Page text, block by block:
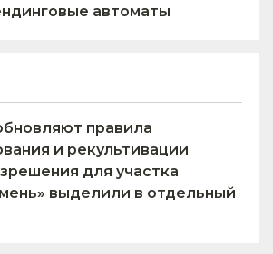
автоматы
правила
и рекультивации
для участка
выделили в отдельный